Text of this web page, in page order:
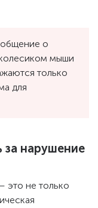
о
мыши
только
для
за нарушение
это не только